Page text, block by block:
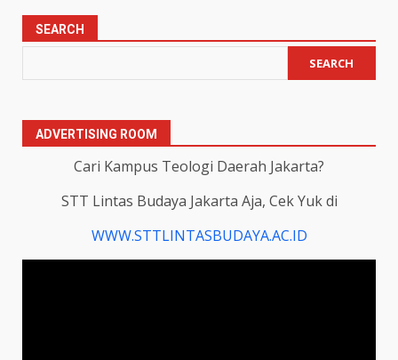
SEARCH
SEARCH
ADVERTISING ROOM
Cari Kampus Teologi Daerah Jakarta?
STT Lintas Budaya Jakarta Aja, Cek Yuk di
WWW.STTLINTASBUDAYA.AC.ID